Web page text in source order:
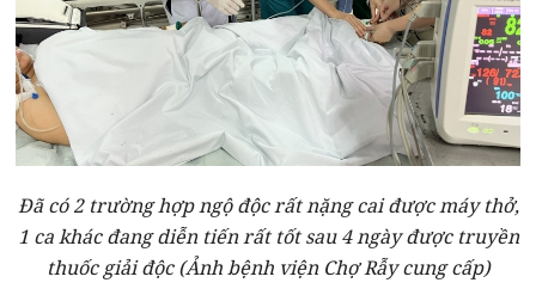
Đã có 2 trường hợp ngộ độc rất nặng cai được máy thở,
1 ca khác đang diễn tiến rất tốt sau 4 ngày được truyền
thuốc giải độc (Ảnh bệnh viện Chợ Rẫy cung cấp)